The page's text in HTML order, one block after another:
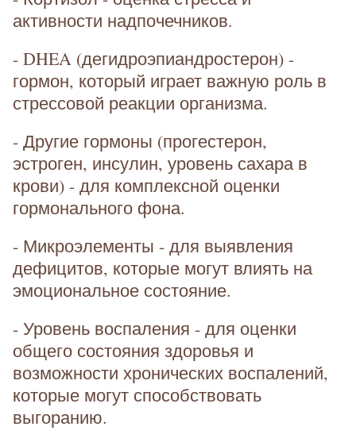
активности надпочечников.
- DHEA (дегидроэпиандростерон) -
гормон, который играет важную роль в
стрессовой реакции организма.
- Другие гормоны (прогестерон,
эстроген, инсулин, уровень сахара в
крови) - для комплексной оценки
гормонального фона.
- Микроэлементы - для выявления
дефицитов, которые могут влиять на
эмоциональное состояние.
- Уровень воспаления - для оценки
общего состояния здоровья и
возможности хронических воспалений,
которые могут способствовать
выгоранию.